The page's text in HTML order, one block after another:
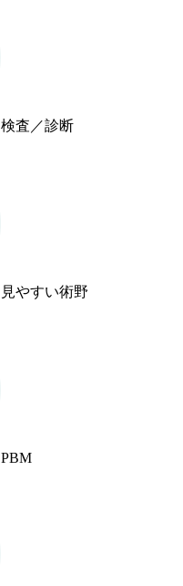
検査／診断
見やすい術野
PBM